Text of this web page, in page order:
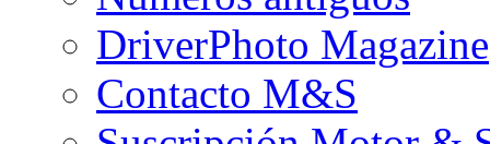
DriverPhoto Magazine
Contacto M&S